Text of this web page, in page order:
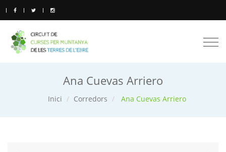
Ana Cuevas Arriero
Inici Corredors Ana Cuevas Arriero